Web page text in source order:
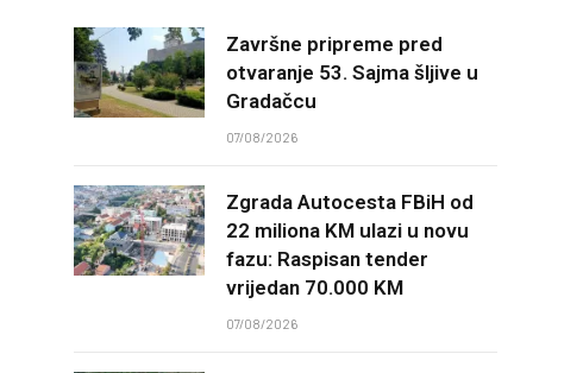
Završne pripreme pred
otvaranje 53. Sajma šljive u
Gradačcu
07/08/2026
Zgrada Autocesta FBiH od
22 miliona KM ulazi u novu
fazu: Raspisan tender
vrijedan 70.000 KM
07/08/2026